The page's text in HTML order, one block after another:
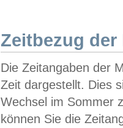
Zeitbezug der
Die Zeitangaben der
Zeit dargestellt. Dies
Wechsel im Sommer
können Sie die